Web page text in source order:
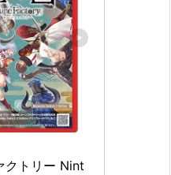
クトリー Nint